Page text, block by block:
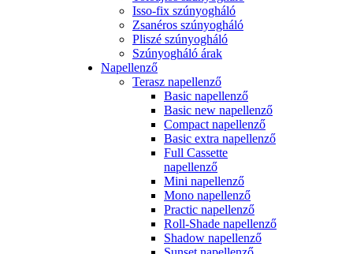
Isso-fix szúnyogháló
Zsanéros szúnyogháló
Pliszé szúnyogháló
Szúnyogháló árak
Napellenző
Terasz napellenző
Basic napellenző
Basic new napellenző
Compact napellenző
Basic extra napellenző
Full Cassette
napellenző
Mini napellenző
Mono napellenző
Practic napellenző
Roll-Shade napellenző
Shadow napellenző